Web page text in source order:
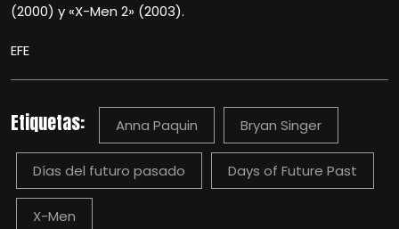
(2000) y «X-Men 2» (2003).
EFE
Etiquetas: Anna Paquin Bryan Singer
Días del futuro pasado Days of Future Past
X-Men